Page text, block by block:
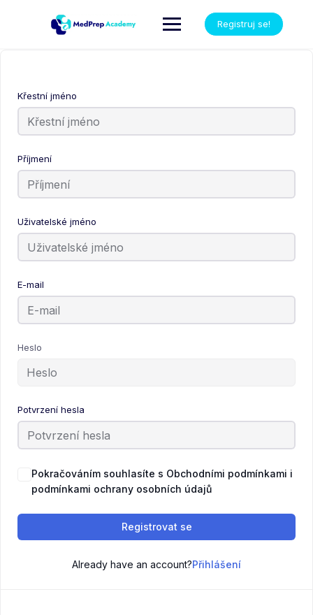
Registruj se!
Křestní jméno
Příjmení
Uživatelské jméno
E-mail
Heslo
Potvrzení hesla
Pokračováním souhlasíte s Obchodními podmínkami i
podmínkami ochrany osobních údajů
Registrovat se
Already have an account?Přihlášení